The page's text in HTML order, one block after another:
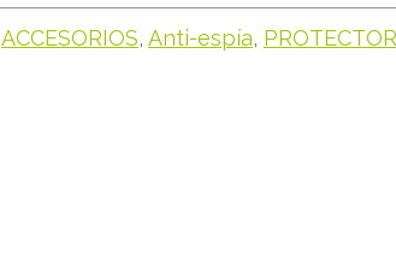
ACCESORIOS, Anti-espía,